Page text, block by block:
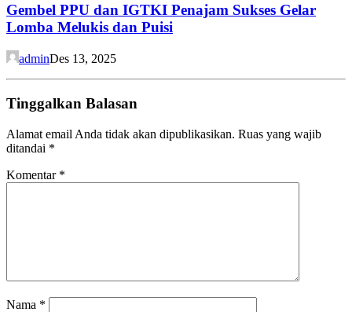
Gembel PPU dan IGTKI Penajam Sukses Gelar
Lomba Melukis dan Puisi
adminDes 13, 2025
Tinggalkan Balasan
Alamat email Anda tidak akan dipublikasikan. Ruas yang wajib
ditandai *
Komentar *
Nama *